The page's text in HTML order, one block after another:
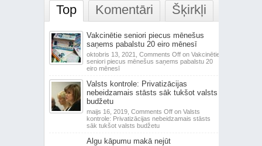
Top Komentāri Šķirkļi
Vakcinētie seniori piecus mēnešus
saņems pabalstu 20 eiro mēnesī
oktobris 13, 2021, Comments Offon Vakcinētie
seniori piecus mēnešus saņems pabalstu 20
eiro mēnesī
Valsts kontrole: Privatizācijas
nebeidzamais stāsts sāk tukšot valsts
budžetu
maijs 16, 2019, Comments Offon Valsts
kontrole: Privatizācijas nebeidzamais stāsts
sāk tukšot valsts budžetu
Algu kāpumu makā nejūt